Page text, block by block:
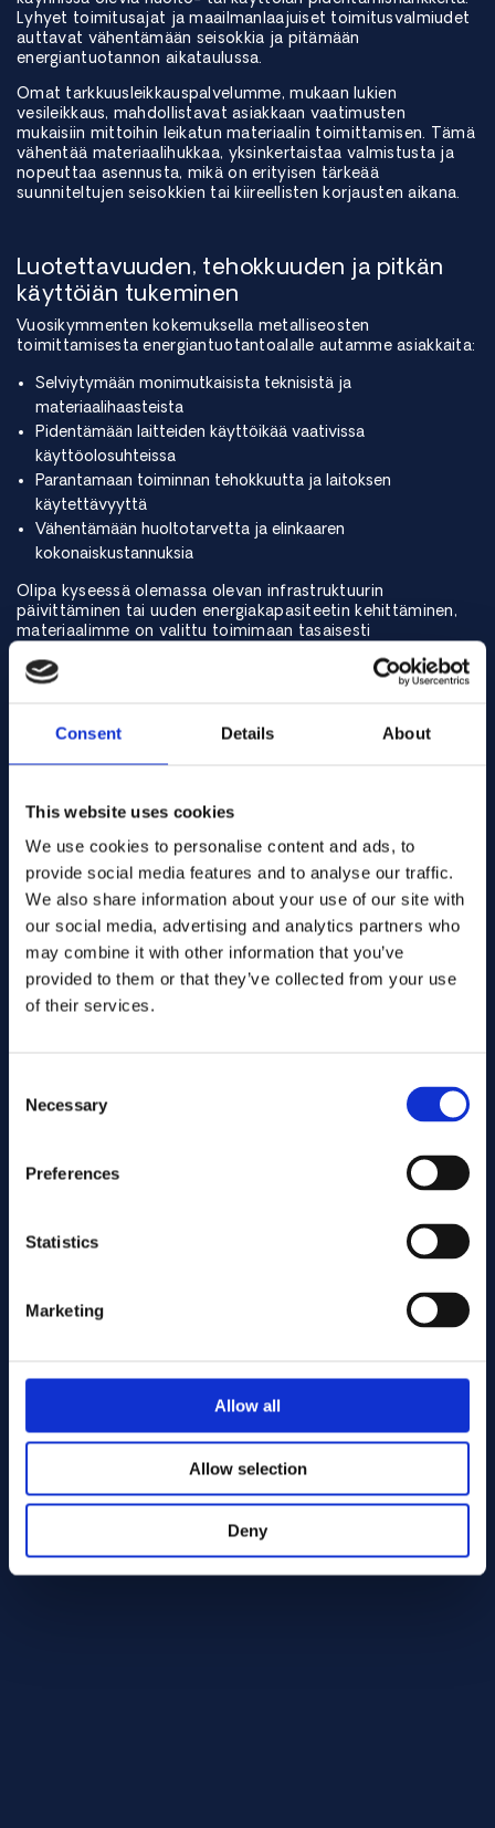
Consent Details About
This website uses cookies
We use cookies to personalise content and ads, to
provide social media features and to analyse our traffic.
We also share information about your use of our site with
our social media, advertising and analytics partners who
may combine it with other information that you’ve
provided to them or that they’ve collected from your use
of their services.
Selection
Necessary
Preferences
Statistics
Marketing
Allow all
Allow selection
Deny
Lyhyet toimitusajat ja maailmanlaajuiset toimitusvalmiudet
auttavat vähentämään seisokkia ja pitämään
energiantuotannon aikataulussa.
Omat tarkkuusleikkauspalvelumme, mukaan lukien
vesileikkaus, mahdollistavat asiakkaan vaatimusten
mukaisiin mittoihin leikatun materiaalin toimittamisen. Tämä
vähentää materiaalihukkaa, yksinkertaistaa valmistusta ja
nopeuttaa asennusta, mikä on erityisen tärkeää
suunniteltujen seisokkien tai kiireellisten korjausten aikana.
Luotettavuuden, tehokkuuden ja pitkän
käyttöiän tukeminen
Vuosikymmenten kokemuksella metalliseosten
toimittamisesta energiantuotantoalalle autamme asiakkaita:
Selviytymään monimutkaisista teknisistä ja
materiaalihaasteista
Pidentämään laitteiden käyttöikää vaativissa
käyttöolosuhteissa
Parantamaan toiminnan tehokkuutta ja laitoksen
käytettävyyttä
Vähentämään huoltotarvetta ja elinkaaren
kokonaiskustannuksia
Olipa kyseessä olemassa olevan infrastruktuurin
päivittäminen tai uuden energiakapasiteetin kehittäminen,
materiaalimme on valittu toimimaan tasaisesti
jatkuvassa käytössä.
Jos etsit luotettavaa metalliseosten toimittajaa
energiantuotantoon, olemme valmiita tukemaan
palveluistamme energiantuotantoalalle ja selvittääksesi,
kuinka korkean suorituskyvyn metalliseoksemme voivat
parantaa turvallisuutta, tehokkuutta ja kestävyyttä
energiantuotantotoiminnassasi.